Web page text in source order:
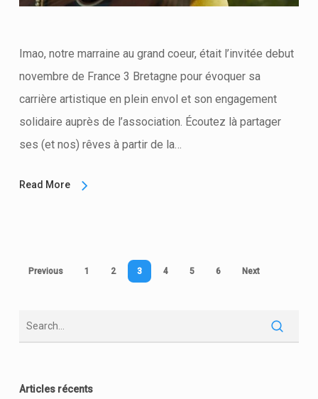
Imao, notre marraine au grand coeur, était l’invitée debut
novembre de France 3 Bretagne pour évoquer sa
carrière artistique en plein envol et son engagement
solidaire auprès de l’association. Écoutez là partager
ses (et nos) rêves à partir de la…
Read More
Previous 1 2 3 4 5 6 Next
Articles récents